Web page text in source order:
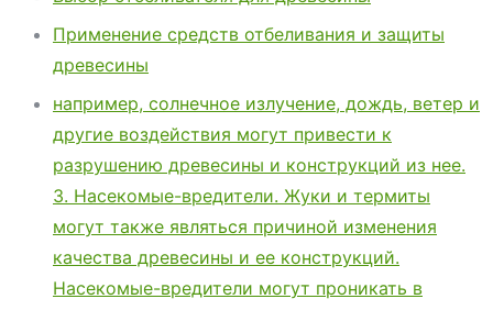
Применение средств отбеливания и защиты
древесины
например, солнечное излучение, дождь, ветер и
другие воздействия могут привести к
разрушению древесины и конструкций из нее.
3. Насекомые-вредители. Жуки и термиты
могут также являться причиной изменения
качества древесины и ее конструкций.
Насекомые-вредители могут проникать в